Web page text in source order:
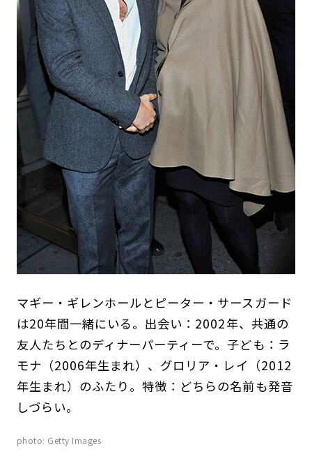
マギー・ギレンホールとピーター・サースガード
は20年間一緒にいる。出会い：2002年、共通の
友人たちとのディナーパーティーで。子ども：ラ
モナ（2006年生まれ）、グロリア・レイ（2012
年生まれ）のふたり。特徴：どちらの名前も発音
しづらい。
photo: Getty Images